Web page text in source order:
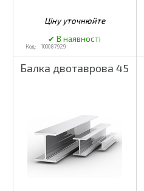
100087929
Балка двотаврова 45